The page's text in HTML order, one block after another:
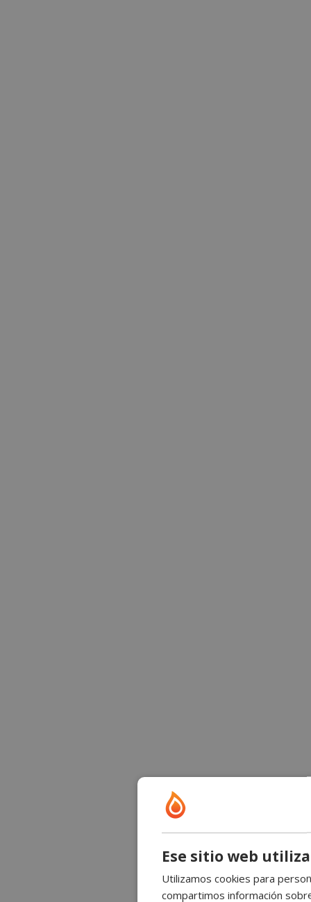
Ese sitio web
Utilizamos cookies para
compartimos información